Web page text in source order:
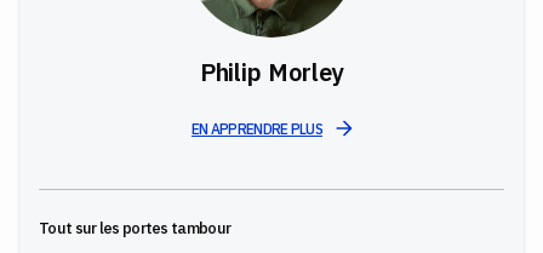
Philip Morley
EN APPRENDRE PLUS
Tout sur les portes tambour